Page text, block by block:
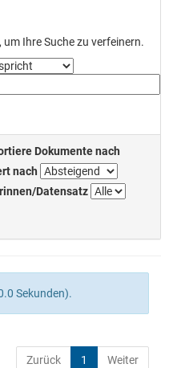
Ihre Suche zu verfeinern.
Dokumente nach
nach
Datensatz
Sekunden).
Zurück 1 Weiter